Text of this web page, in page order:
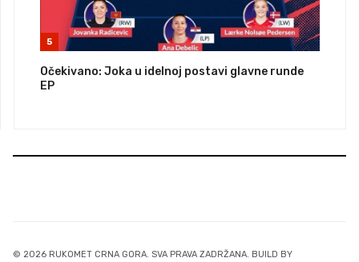
5
Očekivano: Joka u idelnoj postavi glavne runde
EP
© 2026 RUKOMET CRNA GORA. SVA PRAVA ZADRŽANA. BUILD BY